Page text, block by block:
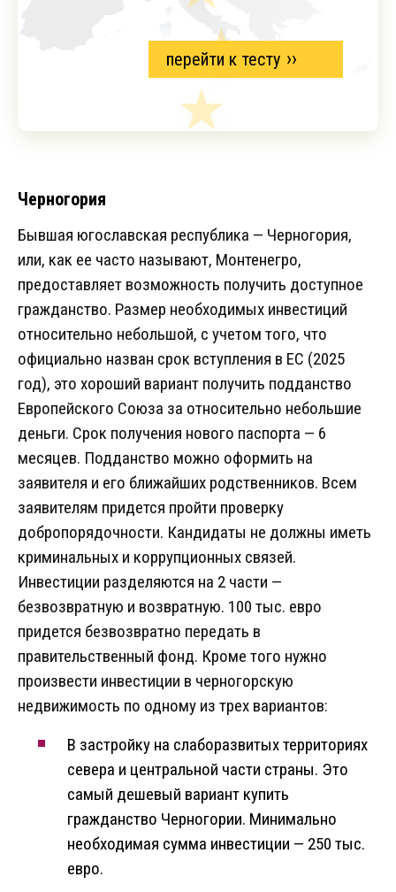
перейти к тесту
Черногория
Бывшая югославская республика — Черногория,
или, как ее часто называют, Монтенегро,
предоставляет возможность получить доступное
гражданство. Размер необходимых инвестиций
относительно небольшой, с учетом того, что
официально назван срок вступления в ЕС (2025
год), это хороший вариант получить подданство
Европейского Союза за относительно небольшие
деньги. Срок получения нового паспорта — 6
месяцев. Подданство можно оформить на
заявителя и его ближайших родственников. Всем
заявителям придется пройти проверку
добропорядочности. Кандидаты не должны иметь
криминальных и коррупционных связей.
Инвестиции разделяются на 2 части —
безвозвратную и возвратную. 100 тыс. евро
придется безвозвратно передать в
правительственный фонд. Кроме того нужно
произвести инвестиции в черногорскую
недвижимость по одному из трех вариантов:
В застройку на слаборазвитых территориях
севера и центральной части страны. Это
самый дешевый вариант купить
гражданство Черногории. Минимально
необходимая сумма инвестиции — 250 тыс.
евро.